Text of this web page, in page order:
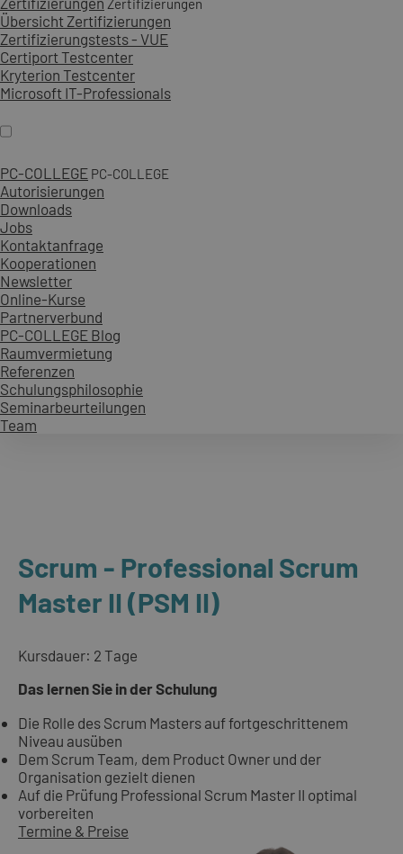
Zertifizierungen
Übersicht Zertifizierungen
Zertifizierungstests - VUE
Certiport Testcenter
Kryterion Testcenter
Microsoft IT-Professionals
PC-COLLEGE PC-COLLEGE
Autorisierungen
Downloads
Jobs
Kontaktanfrage
Kooperationen
Newsletter
Online-Kurse
Partnerverbund
PC-COLLEGE Blog
Raumvermietung
Referenzen
Schulungsphilosophie
Seminarbeurteilungen
Team
Scrum - Professional Scrum
Master II (PSM II)
Kursdauer: 2 Tage
Das lernen Sie in der Schulung
Die Rolle des Scrum Masters auf fortgeschrittenem
Niveau ausüben
Dem Scrum Team, dem Product Owner und der
Organisation gezielt dienen
Auf die Prüfung Professional Scrum Master II optimal
vorbereiten
Termine & Preise